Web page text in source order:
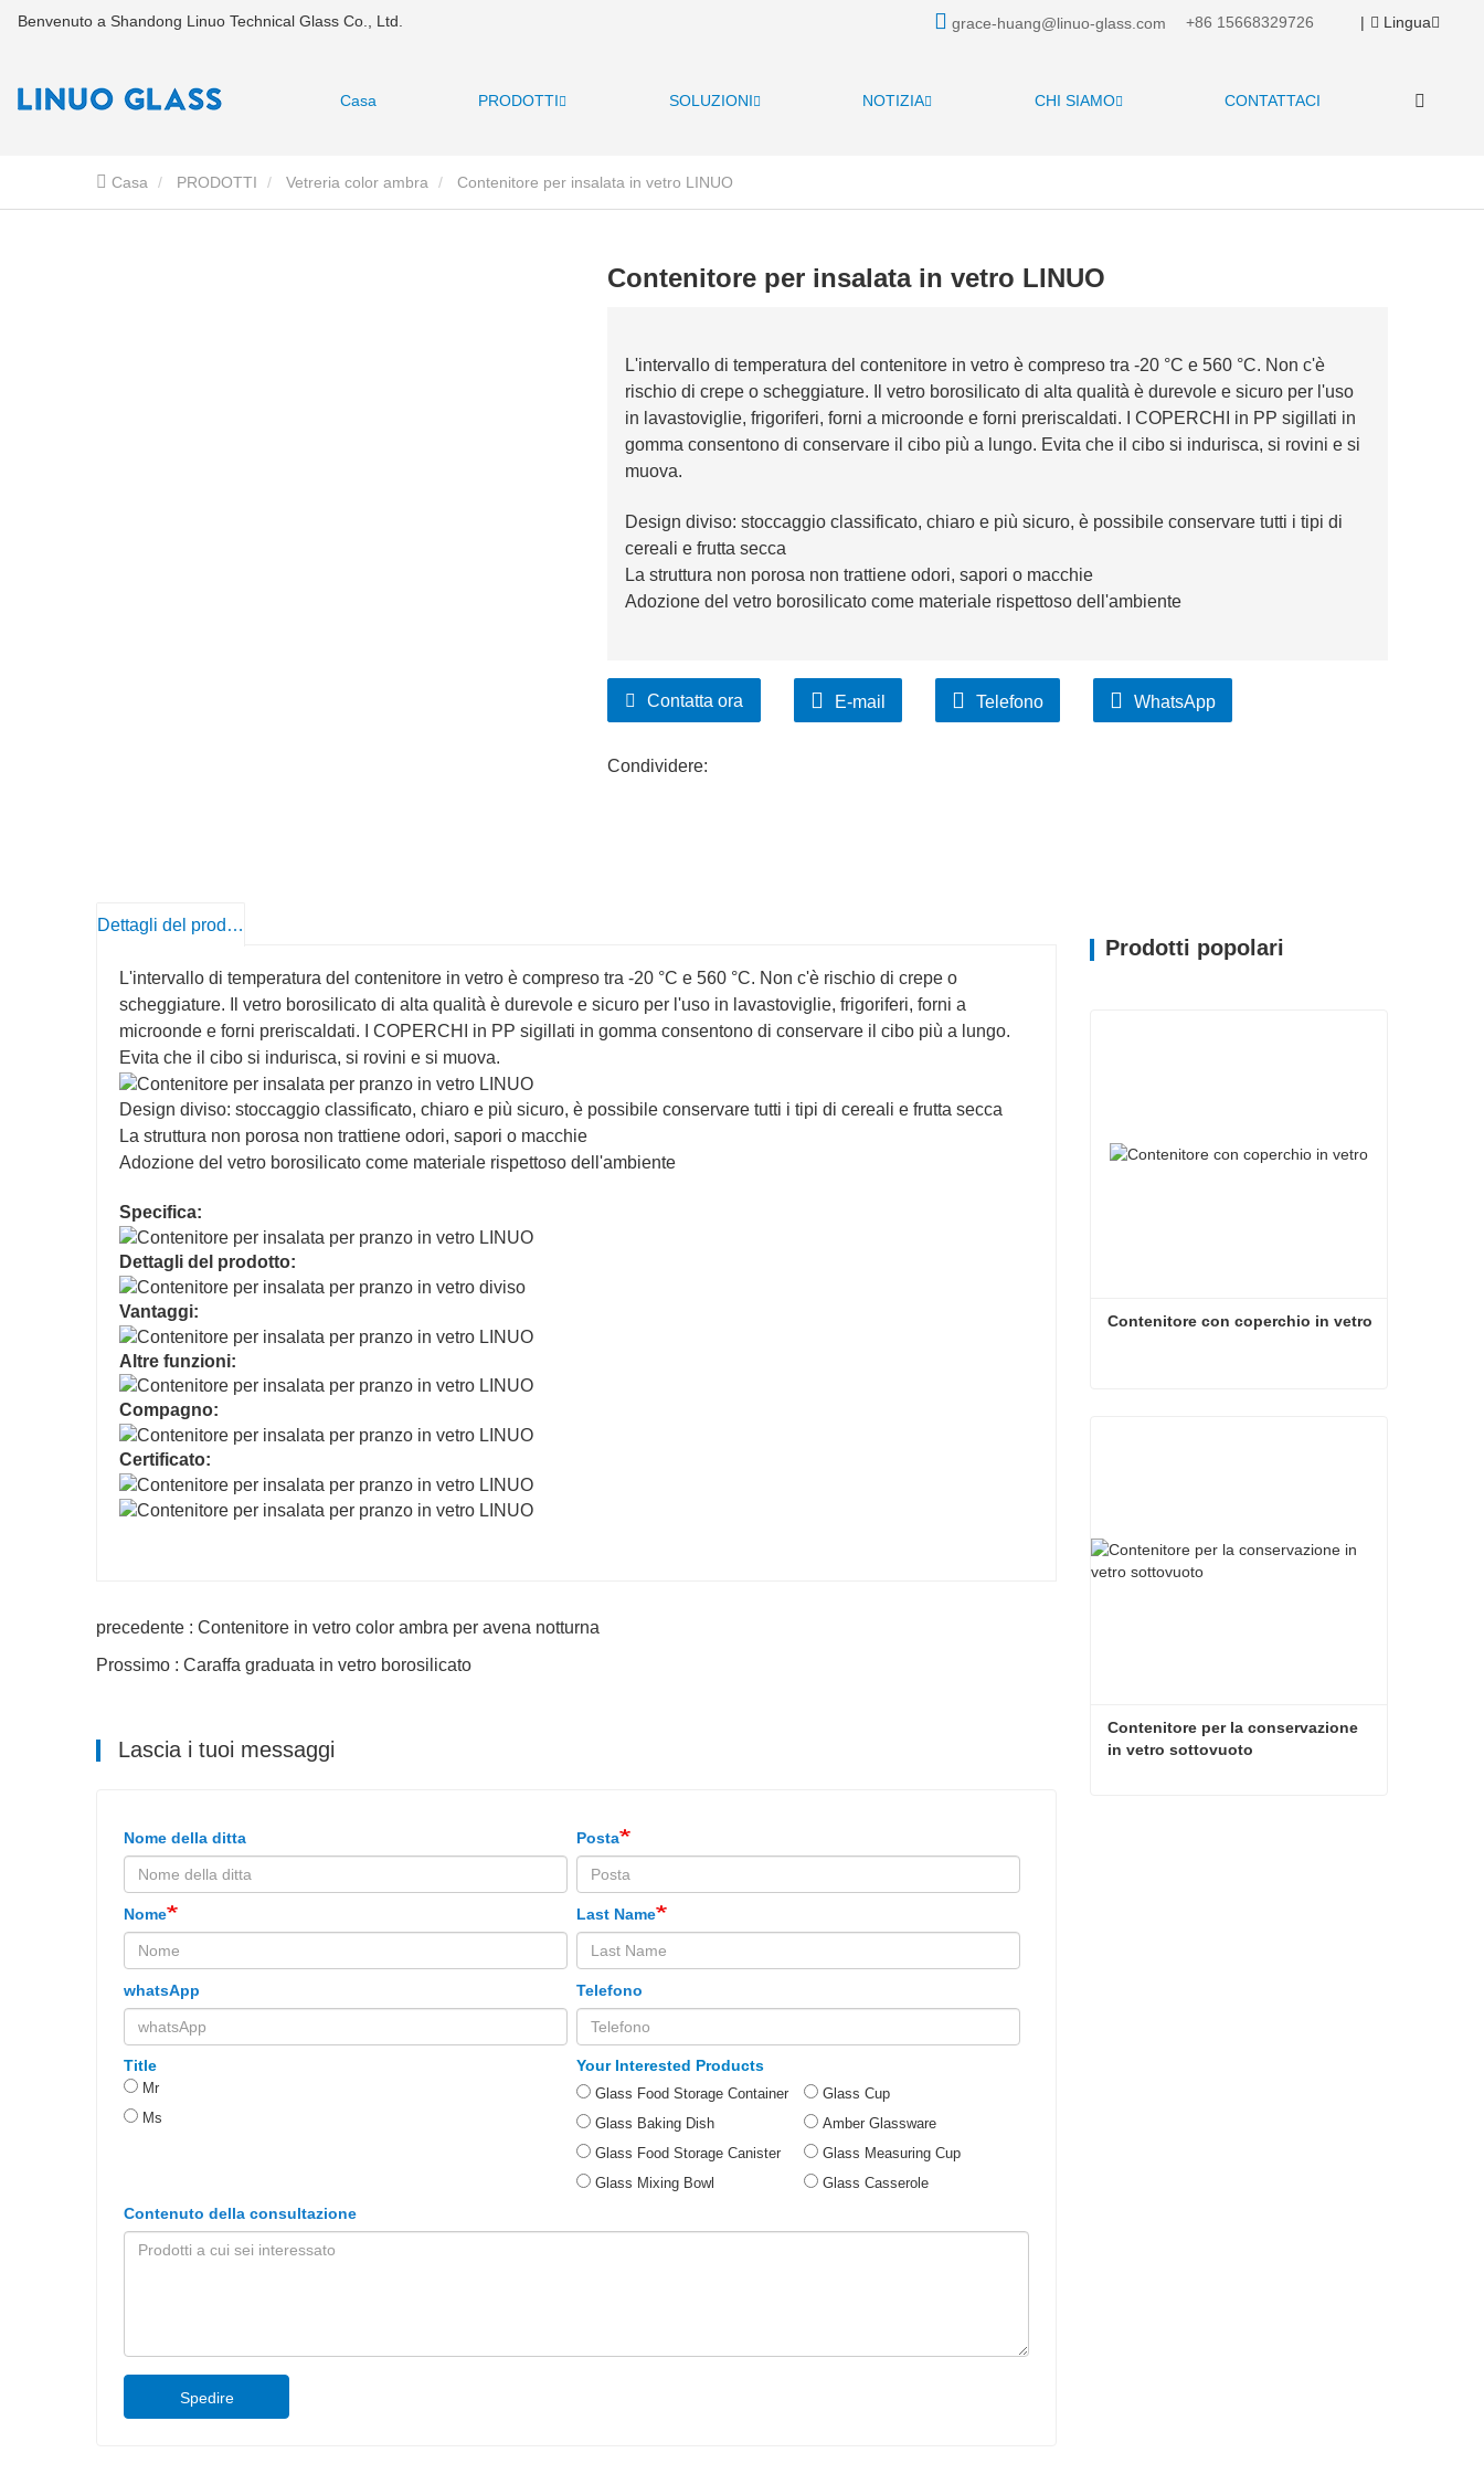
Benvenuto a Shandong Linuo Technical Glass Co., Ltd. grace-huang@linuo-glass.com +86 15668329726 | Lingua
Casa PRODOTTI SOLUZIONI NOTIZIA CHI SIAMO CONTATTACI
Casa PRODOTTI Vetreria color ambra Contenitore per insalata in vetro LINUO
Contenitore per insalata in vetro LINUO
L'intervallo di temperatura del contenitore in vetro è compreso tra -20 °C e 560 °C. Non c'è
rischio di crepe o scheggiature. Il vetro borosilicato di alta qualità è durevole e sicuro per l'uso
in lavastoviglie, frigoriferi, forni a microonde e forni preriscaldati. I COPERCHI in PP sigillati in
gomma consentono di conservare il cibo più a lungo. Evita che il cibo si indurisca, si rovini e si
muova.
Design diviso: stoccaggio classificato, chiaro e più sicuro, è possibile conservare tutti i tipi di
cereali e frutta secca
La struttura non porosa non trattiene odori, sapori o macchie
Adozione del vetro borosilicato come materiale rispettoso dell'ambiente
Contatta ora E-mail Telefono WhatsApp
Condividere:
Dettagli del prodotto
L'intervallo di temperatura del contenitore in vetro è compreso tra -20 °C e 560 °C. Non c'è rischio di crepe o
scheggiature. Il vetro borosilicato di alta qualità è durevole e sicuro per l'uso in lavastoviglie, frigoriferi, forni a
microonde e forni preriscaldati. I COPERCHI in PP sigillati in gomma consentono di conservare il cibo più a lungo.
Evita che il cibo si indurisca, si rovini e si muova.
Design diviso: stoccaggio classificato, chiaro e più sicuro, è possibile conservare tutti i tipi di cereali e frutta secca
La struttura non porosa non trattiene odori, sapori o macchie
Adozione del vetro borosilicato come materiale rispettoso dell'ambiente
Specifica:
Dettagli del prodotto:
Vantaggi:
Altre funzioni:
Compagno:
Certificato:
precedente : Contenitore in vetro color ambra per avena notturna
Prossimo : Caraffa graduata in vetro borosilicato
Lascia i tuoi messaggi
Nome della ditta Posta
Nome Last Name
whatsApp Telefono
Title
Mr
Ms
Your Interested Products
Glass Food Storage Container
Glass Baking Dish
Glass Food Storage Canister
Glass Mixing Bowl
Glass Cup
Amber Glassware
Glass Measuring Cup
Glass Casserole
Contenuto della consultazione
Spedire
Prodotti popolari
Contenitore con coperchio in vetro
Contenitore per la conservazione
in vetro sottovuoto